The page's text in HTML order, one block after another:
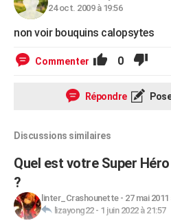
Destinations
City break
Voyage nature
Voyage de noces
Forum
Climat
+PHOTO
CARTE DE VOEUX
PROGRAMME TV
COPAINS D'AVANT
S'inscrire
Se connecter
Lycées
Collèges
Primaires
Universités
Entreprises
Service militaire
Avis de recherche
AVIS DE DÉCÈS
24 oct. 2009 à 19:56
non voir bouquins calopsytes
Commenter 0
Répondre
Discussions similaires
Quel est votre Super
?
linter_Crashounette- 27 mai 2011
lizayong22- 1 juin 2022 à 21:57